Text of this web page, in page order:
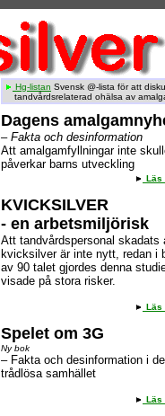
Hg-listan Svensk @-lista för att
tandvårdsrelaterad ohälsa av
Dagens
– Fakta och desinformation
Att amalgamfyllningar inte
påverkar barns utveckling
Läs
KVICKSILVER
- en arbetsmiljörisk
Att tandvårdspersonal skadats
kvicksilver är inte nytt, redan i
av 90 talet gjordes denna
visade på stora risker.
Läs
Spelet om 3G
Ny bok
– Fakta och desinformation i
trådlösa samhället
Läs